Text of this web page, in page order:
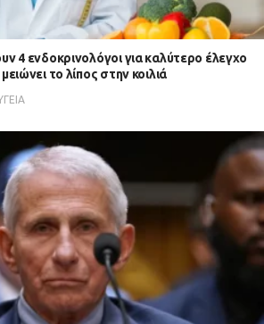
4 ενδοκρινολόγοι για καλύτερο έλεγχο
το λίπος στην κοιλιά